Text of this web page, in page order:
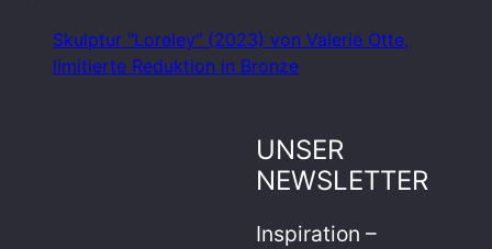
Skulptur "Loreley" (2023) von Valerie Otte,
limitierte Reduktion in Bronze
UNSER
NEWSLETTER
Inspiration –